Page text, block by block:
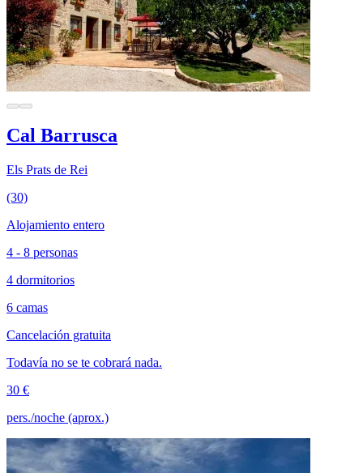
Cal Barrusca
Els Prats de Rei
(30)
Alojamiento entero
4 - 8 personas
4 dormitorios
6 camas
Cancelación gratuita
Todavía no se te cobrará nada.
30 €
pers./noche (aprox.)